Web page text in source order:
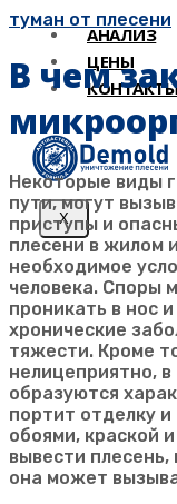
АНАЛИЗ
ЦЕНЫ
X
туман от плесени
В чем
Некоторые виды
пути, могут
приступы и
плесени в жилом
необходимое
человека. Споры
проникать в нос
хронические
тяжести. Кроме
нелицеприятно,
образуются
портит отделку
обоями, краской
вывести
она может